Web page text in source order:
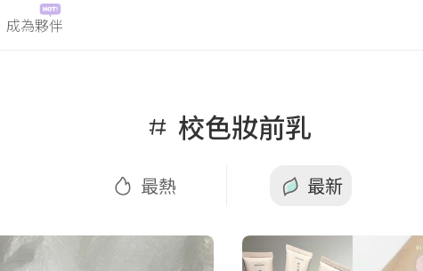
成為夥伴
校色妝前乳
最熱 最新
最熱